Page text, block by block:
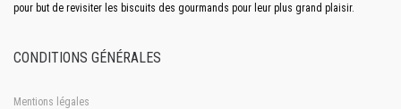
pour but de revisiter les biscuits des gourmands pour leur plus grand plaisir.
CONDITIONS GÉNÉRALES
Mentions légales